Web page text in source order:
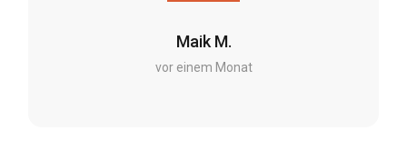
Maik M.
vor einem Monat